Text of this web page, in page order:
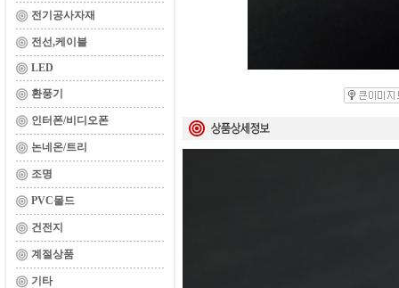
전기공사자재
전선,케이블
LED
환풍기
인터폰/비디오폰
논네온/트리
조명
PVC몰드
건전지
계절상품
기타